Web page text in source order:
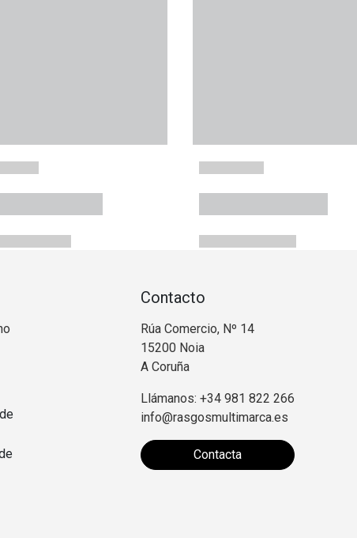
de
Contacto
Rúa Comercio, Nº 14
15200 Noia
A Coruña
Llámanos: +34 981 822 266
info@rasgosmultimarca.es
Contacta